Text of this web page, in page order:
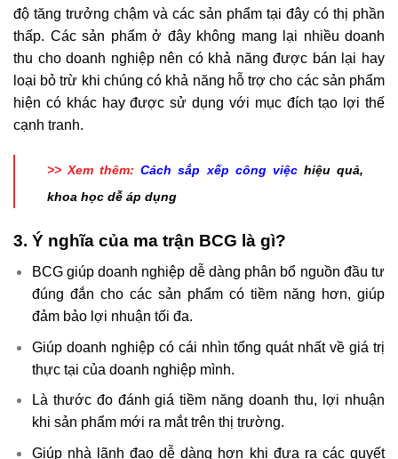
độ tăng trưởng chậm và các sản phẩm tại đây có thị phần
thấp. Các sản phẩm ở đây không mang lại nhiều doanh
thu cho doanh nghiệp nên có khả năng được bán lại hay
loại bỏ trừ khi chúng có khả năng hỗ trợ cho các sản phẩm
hiện có khác hay được sử dụng với mục đích tạo lợi thế
cạnh tranh.
>> Xem thêm: Cách sắp xếp công việchiệu quả,
khoa học dễ áp dụng
3. Ý nghĩa của ma trận BCG là gì?
BCG giúp doanh nghiệp dễ dàng phân bổ nguồn đầu tư
đúng đắn cho các sản phẩm có tiềm năng hơn, giúp
đảm bảo lợi nhuận tối đa.
Giúp doanh nghiệp có cái nhìn tổng quát nhất về giá trị
thực tại của doanh nghiệp mình.
Là thước đo đánh giá tiềm năng doanh thu, lợi nhuận
khi sản phẩm mới ra mắt trên thị trường.
Giúp nhà lãnh đạo dễ dàng hơn khi đưa ra các quyết